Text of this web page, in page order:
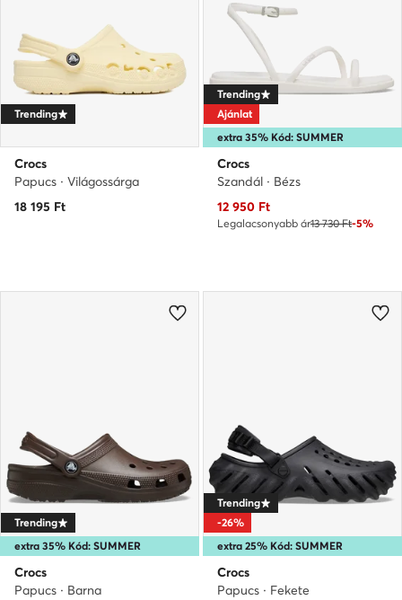
Trending
Crocs
Papucs · Világossárga
18 195 Ft
extra 35% Kód: SUMMER
Trending
Ajánlat
Crocs
Szandál · Bézs
Aktuális ár
12 950 Ft
Legalacsonyabb ár13 730 Ft-5%
extra 35% Kód: SUMMER
Trending
Crocs
Papucs · Barna
extra 25% Kód: SUMMER
Trending
-26%
Crocs
Papucs · Fekete